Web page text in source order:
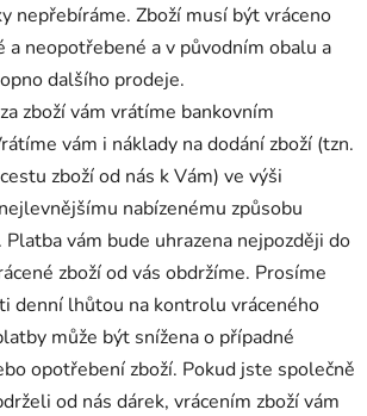
nepřebíráme. Zboží musí být vráceno
a neopotřebené a v původním obalu a
dalšího prodeje.
zboží vám vrátíme bankovním
vám i náklady na dodání zboží (tzn.
zboží od nás k Vám) ve výši
nabízenému způsobu
Platba vám bude uhrazena nejpozději do
zboží od vás obdržíme. Prosíme
denní lhůtou na kontrolu vráceného
může být snížena o případné
opotřebení zboží. Pokud jste společně
od nás dárek, vrácením zboží vám